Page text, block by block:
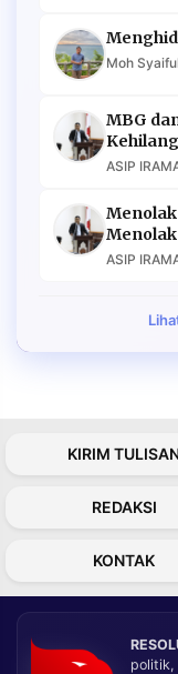
Moh
MBG
ASIP
ASIP
KIRIM
REDAKSI
KONTAK
politik,